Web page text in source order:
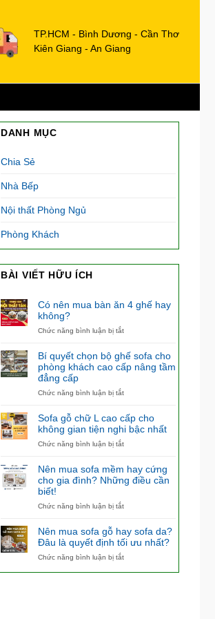
TP.HCM - Bình Dương - Cần Thơ
Kiên Giang - An Giang
DANH MỤC
Chia Sẻ
Nhà Bếp
Nội thất Phòng Ngủ
Phòng Khách
BÀI VIẾT HỮU ÍCH
Có nên mua bàn ăn 4 ghế hay
không?
Chức năng bình luận bị tắtở
nên
mua
bàn
4
hay
không?
Bí quyết chọn bộ ghế sofa cho
phòng khách cao cấp nâng tầm
đẳng cấp
Chức năng bình luận bị tắtở
quyết
chọn
bộ
ghế
cho
phòng
khách
cấp
đẳng
cấp
Sofa gỗ chữ L cao cấp cho
không gian tiện nghi bậc nhất
Chức năng bình luận bị tắtở
chữ
L
cấp
gian
tiện
nghi
Nên mua sofa mềm hay cứng
cho gia đình? Những điều cần
biết!
Chức năng bình luận bị tắtở
sofa
mềm
hay
Nên mua sofa gỗ hay sofa da?
Đâu là quyết định tối ưu nhất?
Chức năng bình luận bị tắtở